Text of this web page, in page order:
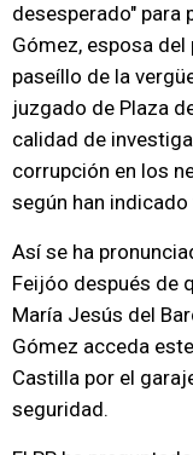
desesperado" para
Gómez, esposa
paseíllo de la
juzgado de Plaza
calidad de
corrupción en los
según han indicado
Así se ha
Feijóo después de
María Jesús del
Gómez acceda
Castilla por el
seguridad.